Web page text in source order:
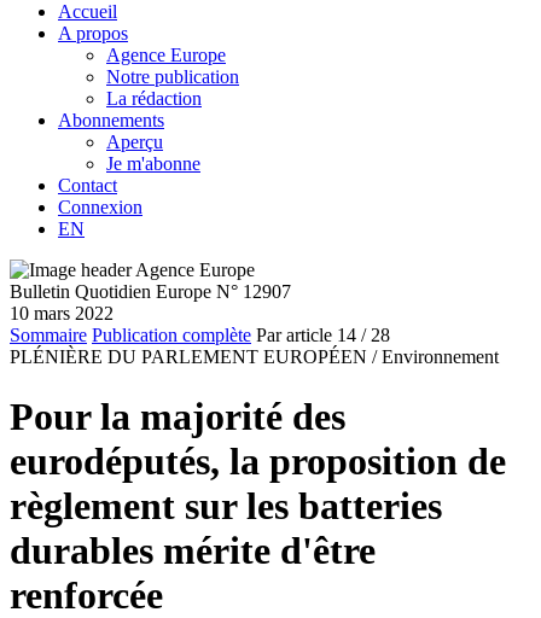
Accueil
A propos
Agence Europe
Notre publication
La rédaction
Abonnements
Aperçu
Je m'abonne
Contact
Connexion
EN
Bulletin Quotidien Europe N° 12907
10 mars 2022
Sommaire Publication complète Par article 14 / 28
PLÉNIÈRE DU PARLEMENT EUROPÉEN / Environnement
Pour la majorité des
eurodéputés, la proposition de
règlement sur les batteries
durables mérite d'être
renforcée